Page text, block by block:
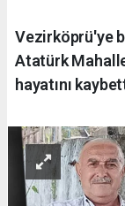
Vezirköprü'ye
Atatürk
hayatını